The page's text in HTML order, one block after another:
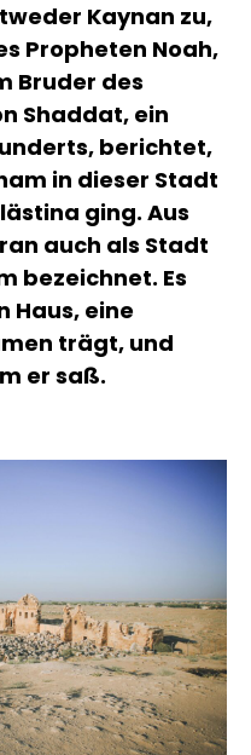
Kaynan zu,
Propheten Noah,
Bruder des
Shaddat, ein
berichtet,
in dieser Stadt
ging. Aus
auch als Stadt
bezeichnet. Es
Haus, eine
trägt, und
er saß.